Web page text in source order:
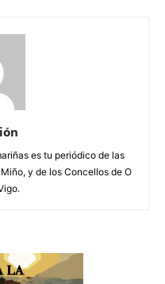
es tu periódico de las
y de los Concellos de O